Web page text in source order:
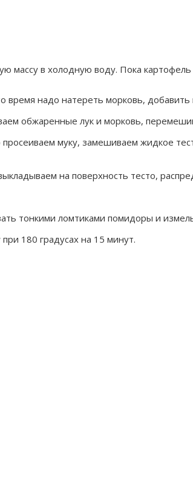
в холодную воду. Пока
надо натереть морковь, добавить
обжаренные лук и морковь,
муку, замешиваем жидкое
на поверхность тесто,
тонкими ломтиками помидоры и
180 градусах на 15 минут.